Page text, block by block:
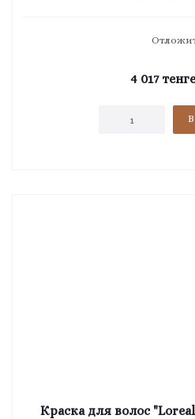
4 017тенге
Краска для волос